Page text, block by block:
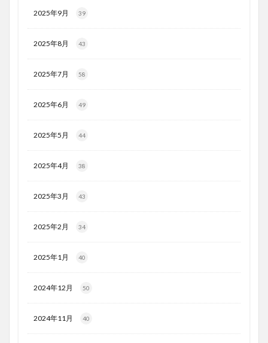
2025年9月 39
2025年8月 43
2025年7月 58
2025年6月 49
2025年5月 44
2025年4月 38
2025年3月 43
2025年2月 34
2025年1月 40
2024年12月 50
2024年11月 40